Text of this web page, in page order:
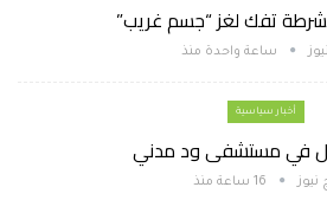
تفك لغز “جسم غريب”
ساعة واحدة منذ
أخبار سياسية
في مستشفى ود مدني
نيوز 16 ساعة منذ